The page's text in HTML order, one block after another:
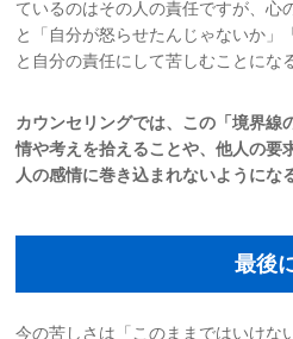
ているのはその人の責任ですが、心
と「自分が怒らせたんじゃないか」
と自分の責任にして苦しむことにな
カウンセリングでは、この「境界線
情や考えを拾えることや、他人の要
人の感情に巻き込まれないようにな
最後
今の苦しさは「このままではいけな